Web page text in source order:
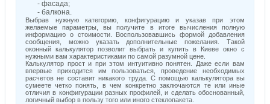
- фасада;
- балкона.
Выбрав нужную категорию, конфигурацию и указав при этом
желаемые параметры, вы получите в итоге вычисления полную
информацию о стоимости. Воспользовавшись формой добавления
сообщения, можно указать дополнительные пожелания. Такой
оконный калькулятор позволит выбрать и купить в Киеве окно с
нужными вам характеристиками по самой разумной цене.
Калькулятор прост и при этом интуитивно понятен. Даже если вам
впервые приходится им пользоваться, проведение необходимых
расчетов не составит никакого труда. С помощью калькулятора вы
сумеете четко понять, в чем конкретно заключаются те или иные
отличия в конфигурации разных профилей, и сделать обоснованный,
логичный выбор в пользу того или иного стеклопакета.